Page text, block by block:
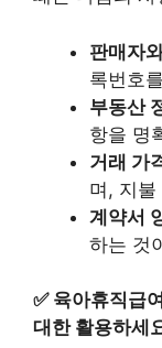
판매자
록번호
부동산
항을 명
거래 가
며, 지
계약서
하는 것
✅ 육아휴직급
대한 활용하세